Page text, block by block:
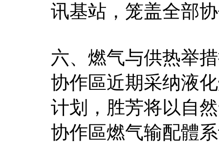
讯基站，笼盖全部
六、燃气与供热举
协作區近期采纳液
计划，胜芳将以自
协作區燃气输配體